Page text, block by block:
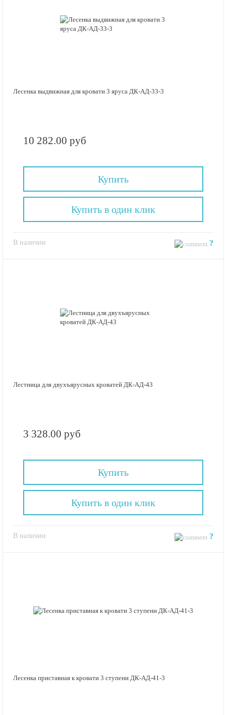
Лесенка выдвижная для кровати 3 яруса ДК-АД-33-3
10 282.00 руб
Купить
В наличии ?
Купить в один клик
Лестница для двухъярусных кроватей ДК-АД-43
3 328.00 руб
Купить
В наличии ?
Купить в один клик
Лесенка приставная к кровати 3 ступени ДК-АД-41-3